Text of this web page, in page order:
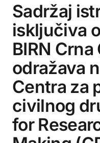
Sadržaj
isključiva
BIRN Crna
odražava
Centra za
civilnog
for